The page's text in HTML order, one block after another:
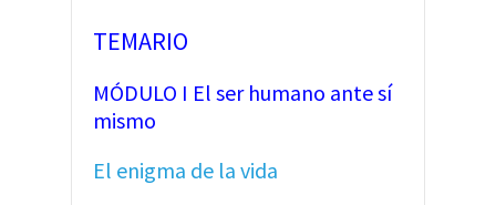
TEMARIO
MÓDULO I El ser humano ante sí
mismo
El enigma de la vida